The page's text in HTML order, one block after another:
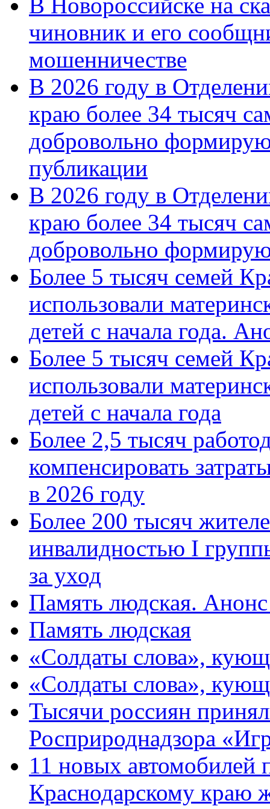
В Новороссийске на
чиновник и его
мошенничестве
В 2026 году в
краю более 34 тысяч
добровольно
публикации
В 2026 году в
краю более 34 тысяч
добровольно
Более 5 тысяч семей
использовали
детей с начала года.
Более 5 тысяч семей
использовали
детей с начала года
Более 2,5 тысяч
компенсировать
в 2026 году
Более 200 тысяч
инвалидностью I
за уход
Память людская.
Память людская
«Солдаты слова»,
«Солдаты слова»,
Тысячи россиян
Росприроднадзора
11 новых автомобилей
Краснодарскому краю